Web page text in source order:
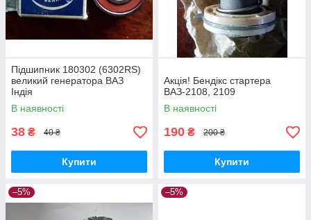
Підшипник 180302 (6302RS)
великий генератора ВАЗ
Індія
В наявності
38 ₴ 40 ₴
Купити
Акція! Бендікс стартера
ВАЗ-2108, 2109
В наявності
190 ₴ 200 ₴
Купити
–5% –5%